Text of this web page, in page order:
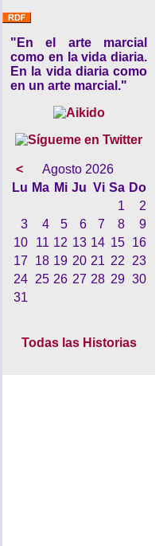
"En el arte marcial
como en la vida diaria.
En la vida diaria como
en un arte marcial."
<
Agosto 2026
Lu Ma Mi Ju Vi Sa Do
1
2
3
4 5 6 7 8
9
10
11 12 13 14 15
16
17
18 19 20 21 22
23
24
25 26 27 28 29 30
31
Todas las Historias